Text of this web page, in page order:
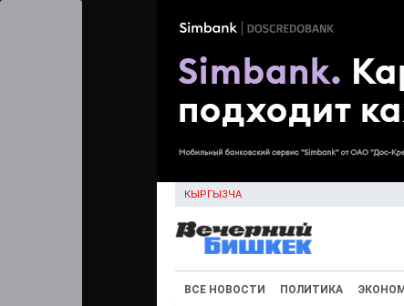
КЫРГЫЗЧА
ВСЕ НОВОСТИ ПОЛИТИКА